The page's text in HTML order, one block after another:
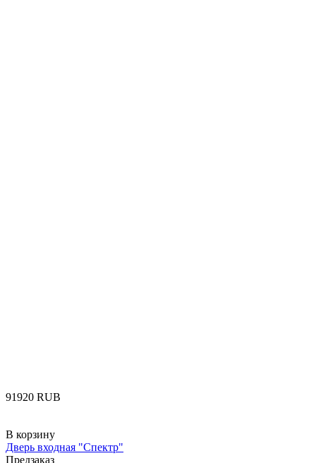
‍91920‍ RUB
В корзину
Дверь входная "Спектр"
Предзаказ